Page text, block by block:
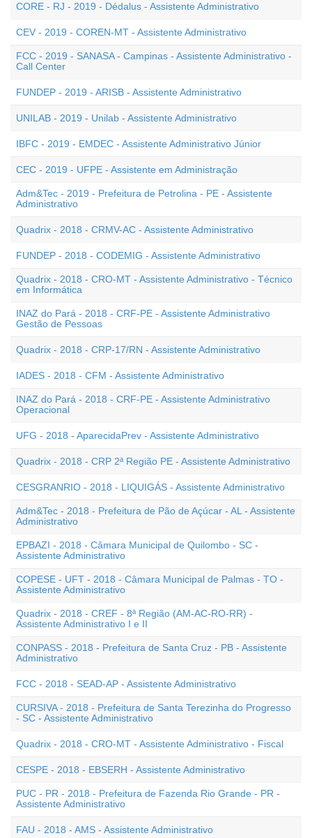
CORE - RJ - 2019 - Dédalus - Assistente Administrativo
CEV - 2019 - COREN-MT - Assistente Administrativo
FCC - 2019 - SANASA - Campinas - Assistente Administrativo -
Call Center
FUNDEP - 2019 - ARISB - Assistente Administrativo
UNILAB - 2019 - Unilab - Assistente Administrativo
IBFC - 2019 - EMDEC - Assistente Administrativo Júnior
CEC - 2019 - UFPE - Assistente em Administração
Adm&Tec - 2019 - Prefeitura de Petrolina - PE - Assistente
Administrativo
Quadrix - 2018 - CRMV-AC - Assistente Administrativo
FUNDEP - 2018 - CODEMIG - Assistente Administrativo
Quadrix - 2018 - CRO-MT - Assistente Administrativo - Técnico
em Informática
INAZ do Pará - 2018 - CRF-PE - Assistente Administrativo
Gestão de Pessoas
Quadrix - 2018 - CRP-17/RN - Assistente Administrativo
IADES - 2018 - CFM - Assistente Administrativo
INAZ do Pará - 2018 - CRF-PE - Assistente Administrativo
Operacional
UFG - 2018 - AparecidaPrev - Assistente Administrativo
Quadrix - 2018 - CRP 2ª Região PE - Assistente Administrativo
CESGRANRIO - 2018 - LIQUIGÁS - Assistente Administrativo
Adm&Tec - 2018 - Prefeitura de Pão de Açúcar - AL - Assistente
Administrativo
EPBAZI - 2018 - Câmara Municipal de Quilombo - SC -
Assistente Administrativo
COPESE - UFT - 2018 - Câmara Municipal de Palmas - TO -
Assistente Administrativo
Quadrix - 2018 - CREF - 8ª Região (AM-AC-RO-RR) -
Assistente Administrativo I e II
CONPASS - 2018 - Prefeitura de Santa Cruz - PB - Assistente
Administrativo
FCC - 2018 - SEAD-AP - Assistente Administrativo
CURSIVA - 2018 - Prefeitura de Santa Terezinha do Progresso
- SC - Assistente Administrativo
Quadrix - 2018 - CRO-MT - Assistente Administrativo - Fiscal
CESPE - 2018 - EBSERH - Assistente Administrativo
PUC - PR - 2018 - Prefeitura de Fazenda Rio Grande - PR -
Assistente Administrativo
FAU - 2018 - AMS - Assistente Administrativo